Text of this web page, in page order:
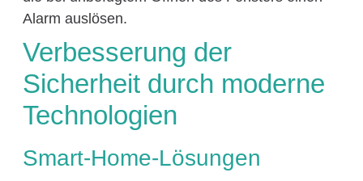
Alarm auslösen.
Verbesserung der
Sicherheit durch moderne
Technologien
Smart-Home-Lösungen